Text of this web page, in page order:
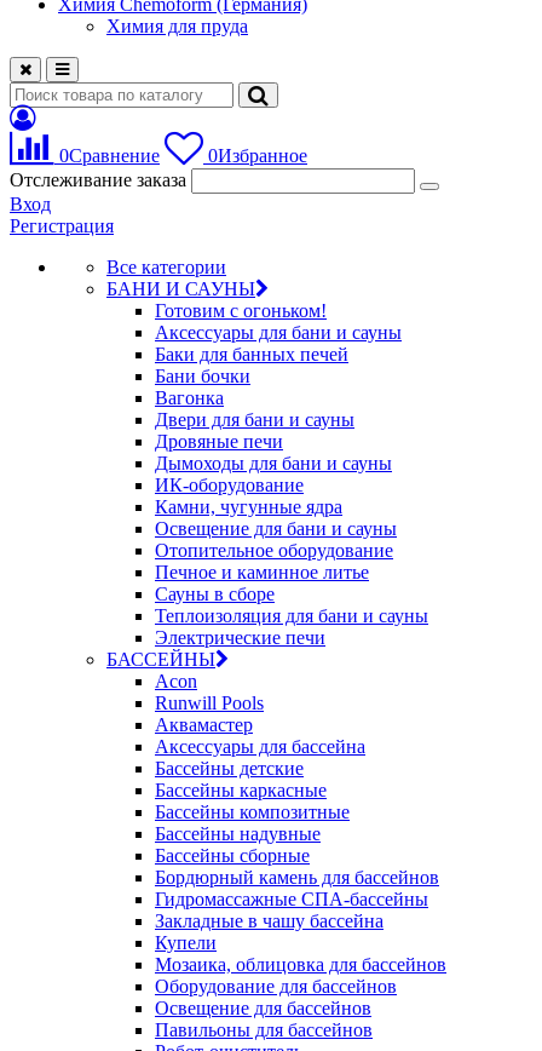
Химия Chemoform (Германия)
Химия для пруда
0Сравнение 0Избранное
Отслеживание заказа
Вход
Регистрация
Все категории
БАНИ И САУНЫ
Готовим с огоньком!
Аксессуары для бани и сауны
Баки для банных печей
Бани бочки
Вагонка
Двери для бани и сауны
Дровяные печи
Дымоходы для бани и сауны
ИК-оборудование
Камни, чугунные ядра
Освещение для бани и сауны
Отопительное оборудование
Печное и каминное литье
Сауны в сборе
Теплоизоляция для бани и сауны
Электрические печи
БАССЕЙНЫ
Acon
Runwill Pools
Аквамастер
Аксессуары для бассейна
Бассейны детские
Бассейны каркасные
Бассейны композитные
Бассейны надувные
Бассейны сборные
Бордюрный камень для бассейнов
Гидромассажные СПА-бассейны
Закладные в чашу бассейна
Купели
Мозаика, облицовка для бассейнов
Оборудование для бассейнов
Освещение для бассейнов
Павильоны для бассейнов